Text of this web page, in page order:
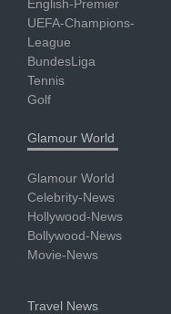
English-Premier
UEFA-Champions-
League
BundesLiga
Tennis
Golf
Glamour World
Glamour World
Celebrity-News
Hollywood-News
Bollywood-News
Movie-News
Travel News